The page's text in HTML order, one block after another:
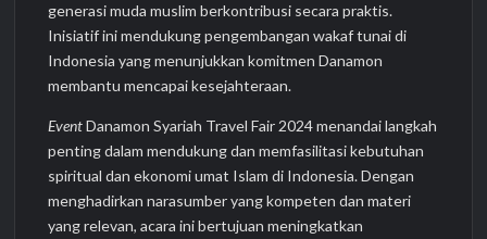
generasi muda muslim berkontribusi secara praktis.
Inisiatif ini mendukung pengembangan wakaf tunai di
Indonesia yang menunjukkan komitmen Danamon
membantu mencapai kesejahteraan.
EventDanamon Syariah Travel Fair 2024 menandai langkah
penting dalam mendukung dan memfasilitasi kebutuhan
spiritual dan ekonomi umat Islam di Indonesia. Dengan
menghadirkan narasumber yang kompeten dan materi
yang relevan, acara ini bertujuan meningkatkan